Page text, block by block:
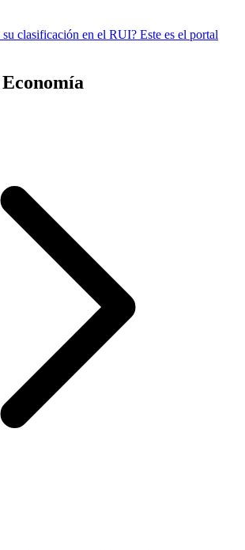
su clasificación en el RUI? Este es el portal
Economía